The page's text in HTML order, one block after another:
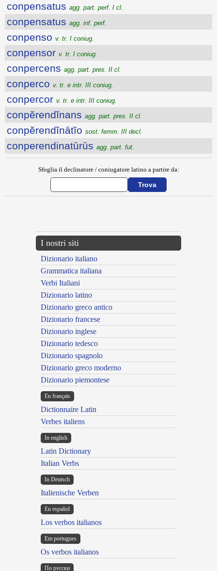
conpensatus agg. part. perf. I cl.
conpensatus agg. inf. perf.
conpenso v. tr. I coniug.
conpensor v. tr. I coniug.
conpercens agg. part. pres. II cl.
conperco v. tr. e intr. III coniug.
conpercor v. tr. e intr. III coniug.
conpĕrendĭnans agg. part. pres. II cl.
conpĕrendĭnātĭo sost. femm. III decl.
conperendinatūrūs agg. part. fut.
Sfoglia il declinatore / coniugatore latino a partire da:
I nostri siti
Dizionario italiano
Grammatica italiana
Verbi Italiani
Dizionario latino
Dizionario greco antico
Dizionario francese
Dizionario inglese
Dizionario tedesco
Dizionario spagnolo
Dizionario greco moderno
Dizionario piemontese
En français
Dictionnaire Latin
Verbes italiens
In english
Latin Dictionary
Italian Verbs
In Deutsch
Italienische Verben
En español
Los verbos italianos
Em portugues
Os verbos italianos
По русски